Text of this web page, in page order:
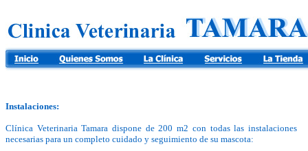
Instalaciones:
Clínica Veterinaria Tamara dispone de 200 m2 con todas las instalaciones
necesarias para un completo cuidado y seguimiento de su mascota: